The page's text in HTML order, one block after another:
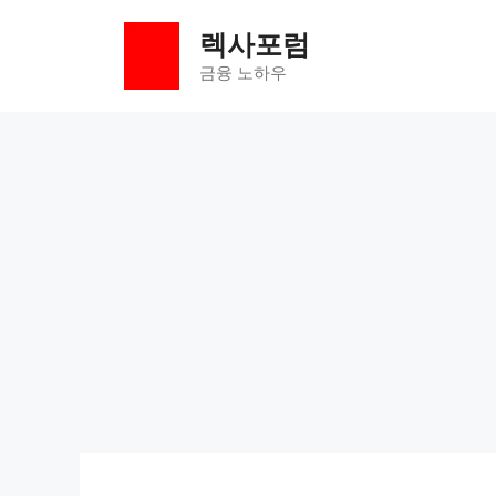
렉사포럼
금융 노하우